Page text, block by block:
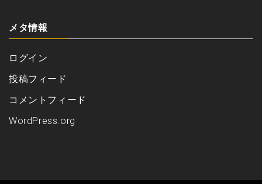
メタ情報
ログイン
投稿フィード
コメントフィード
WordPress.org